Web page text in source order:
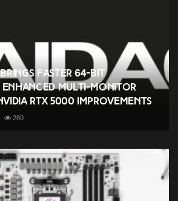
Brings Faster 64-Bit
Enhanced Multi-Monitor
RTX 5000 Improvements
280